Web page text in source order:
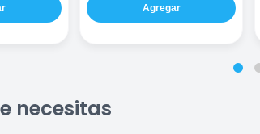
Agregar
necesitas